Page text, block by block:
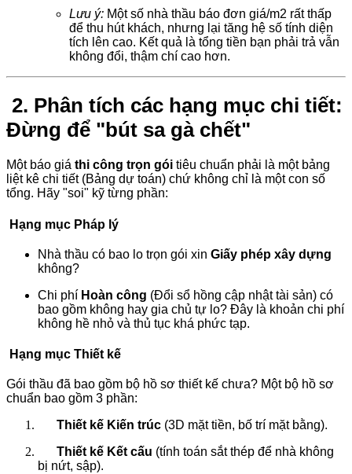
Lưu ý: Một số nhà thầu báo đơn giá/m2 rất thấp
để thu hút khách, nhưng lại tăng hệ số tính diện
tích lên cao. Kết quả là tổng tiền bạn phải trả vẫn
không đổi, thậm chí cao hơn.
2. Phân tích các hạng mục chi tiết:
Đừng để "bút sa gà chết"
Một báo giá thi công trọn gói tiêu chuẩn phải là một bảng
liệt kê chi tiết (Bảng dự toán) chứ không chỉ là một con số
tổng. Hãy "soi" kỹ từng phần:
Hạng mục Pháp lý
Nhà thầu có bao lo trọn gói xin Giấy phép xây dựng
không?
Chi phí Hoàn công (Đổi sổ hồng cập nhật tài sản) có
bao gồm không hay gia chủ tự lo? Đây là khoản chi phí
không hề nhỏ và thủ tục khá phức tạp.
Hạng mục Thiết kế
Gói thầu đã bao gồm bộ hồ sơ thiết kế chưa? Một bộ hồ sơ
chuẩn bao gồm 3 phần:
Thiết kế Kiến trúc (3D mặt tiền, bố trí mặt bằng).
Thiết kế Kết cấu (tính toán sắt thép để nhà không
bị nứt, sập).